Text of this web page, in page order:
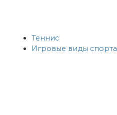
Теннис
Игровые виды спорта